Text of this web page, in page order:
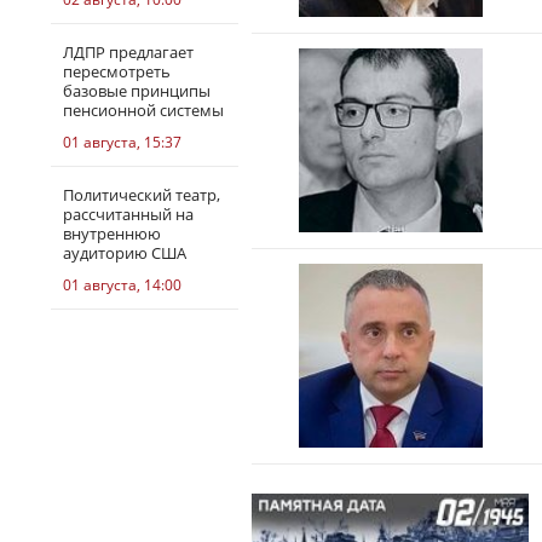
ЛДПР предлагает
пересмотреть
базовые принципы
пенсионной системы
01 августа, 15:37
Политический театр,
рассчитанный на
внутреннюю
аудиторию США
01 августа, 14:00